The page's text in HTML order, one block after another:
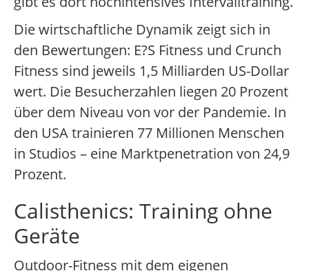
Die wirtschaftliche Dynamik zeigt sich in
den Bewertungen: E?S Fitness und Crunch
Fitness sind jeweils 1,5 Milliarden US-Dollar
wert. Die Besucherzahlen liegen 20 Prozent
über dem Niveau von vor der Pandemie. In
den USA trainieren 77 Millionen Menschen
in Studios – eine Marktpenetration von 24,9
Prozent.
Calisthenics: Training ohne
Geräte
Outdoor-Fitness mit dem eigenen